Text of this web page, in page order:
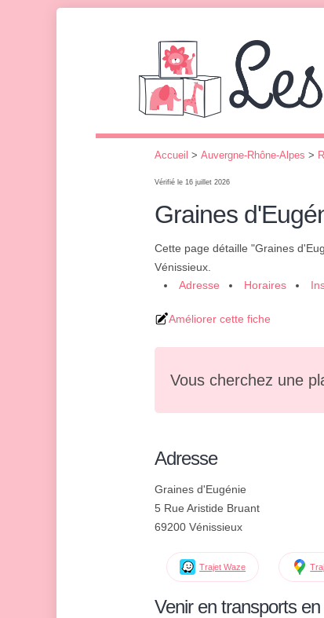
Accueil > Auvergne-Rhône-Alpes >
Vérifié le 16 juillet 2026
Graines
Cette page détaille "Graines
Vénissieux.
Adresse
Horaires
Améliorer cette fiche
Vous cherchez une
Adresse
Graines d'Eugénie
5 Rue Aristide Bruant
69200 Vénissieux
Trajet Waze
Venir en transports